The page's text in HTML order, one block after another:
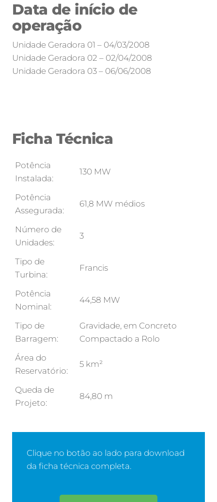
Data de início de
operação
Unidade Geradora 01 – 04/03/2008
Unidade Geradora 02 – 02/04/2008
Unidade Geradora 03 – 06/06/2008
Ficha Técnica
Potência
Instalada:
130 MW
Potência
Assegurada:
61,8 MW médios
Número de
Unidades:
3
Tipo de
Turbina:
Francis
Potência
Nominal:
44,58 MW
Tipo de
Barragem:
Gravidade, em Concreto
Compactado a Rolo
Área do
Reservatório:
5 km²
Queda de
Projeto:
84,80 m
Clique no botão ao lado para download
da ficha técnica completa.